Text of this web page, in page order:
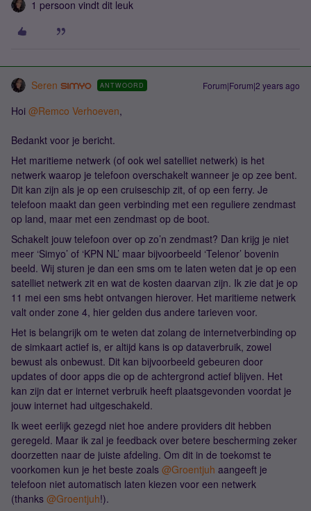
1 persoon vindt dit leuk
Seren ANTWOORD Forum|Forum|2 years ago
Hoi @Remco Verhoeven,
Bedankt voor je bericht.
Het maritieme netwerk (of ook wel satelliet netwerk) is het
netwerk waarop je telefoon overschakelt wanneer je op zee bent.
Dit kan zijn als je op een cruiseschip zit, of op een ferry. Je
telefoon maakt dan geen verbinding met een reguliere zendmast
op land, maar met een zendmast op de boot.
Schakelt jouw telefoon over op zo’n zendmast? Dan krijg je niet
meer ‘Simyo’ of ‘KPN NL’ maar bijvoorbeeld ‘Telenor’ bovenin
beeld. Wij sturen je dan een sms om te laten weten dat je op een
satelliet netwerk zit en wat de kosten daarvan zijn. Ik zie dat je op
11 mei een sms hebt ontvangen hierover. Het maritieme netwerk
valt onder zone 4, hier gelden dus andere tarieven voor.
Het is belangrijk om te weten dat zolang de internetverbinding op
de simkaart actief is, er altijd kans is op dataverbruik, zowel
bewust als onbewust. Dit kan bijvoorbeeld gebeuren door
updates of door apps die op de achtergrond actief blijven. Het
kan zijn dat er internet verbruik heeft plaatsgevonden voordat je
jouw internet had uitgeschakeld.
Ik weet eerlijk gezegd niet hoe andere providers dit hebben
geregeld. Maar ik zal je feedback over betere bescherming zeker
doorzetten naar de juiste afdeling. Om dit in de toekomst te
voorkomen kun je het beste zoals @Groentjuh aangeeft je
telefoon niet automatisch laten kiezen voor een netwerk
(thanks @Groentjuh!).